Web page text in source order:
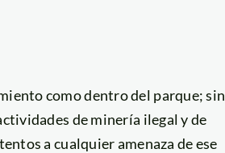
como dentro del parque; sin
de minería ilegal y de
a cualquier amenaza de ese